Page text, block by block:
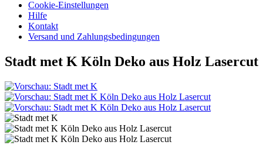
Cookie-Einstellungen
Hilfe
Kontakt
Versand und Zahlungsbedingungen
Stadt met K Köln Deko aus Holz Lasercut